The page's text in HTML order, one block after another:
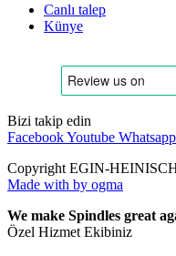
Canlı talep
Künye
Bizi takip edin
FacebookYoutube Whatsapp
Copyright EGIN-
Made with by ogma
We make Spindles great
Özel Hizmet Ekibiniz